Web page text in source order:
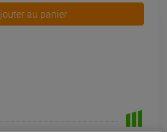
Ajouter au panier